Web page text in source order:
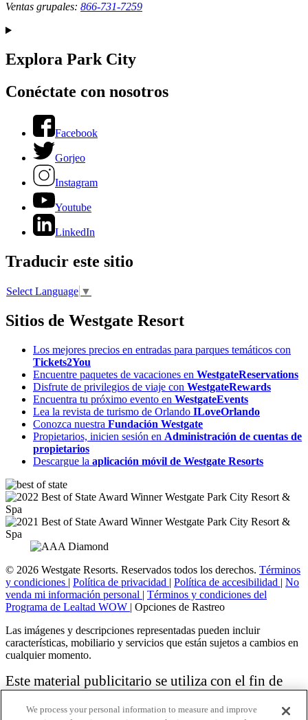
Ventas grupales: 866-731-7259
Explora Park City
Conéctate con nosotros
Facebook
Gorjeo
Instagram
Youtube
LinkedIn
Traducir este sitio
Select Language ▼
Sitios de Westgate Resort
Los mejores precios en entradas para parques temáticos con
Tickets2You
Encuentre paquetes de vacaciones en WestgateReservations
Disfrute de privilegios de viaje con WestgateRewards
Encuentra tu próximo evento en WestgateEvents
Lea la revista de turismo de Orlando ILoveOrlando
Conozca nuestra Fundación Westgate
Propietarios, inicien sesión en Administración de cuentas de
propietarios
Descargue la aplicación móvil de Westgate Resorts
© 2026 Westgate Resorts. Reservados todos los derechos. Términos
y condiciones | Política de privacidad | Política de accesibilidad | No
venda mi información personal | Términos y condiciones del
Programa de Lealtad WOW | Opciones de Rastreo
Las imágenes y descripciones representadas pueden incluir
características, mobiliario y servicios que están sujetos a cambios en
cualquier momento.
Este material publicitario se utiliza con el fin de
vacacional.
We process your personal information to measure and improve